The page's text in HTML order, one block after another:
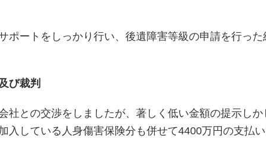
ポートをしっかり行い、後遺障害等級の申請を行っ
び裁判
社との交渉をしましたが、著しく低い金額の提示し
入している人身傷害保険分も併せて4400万円の支払